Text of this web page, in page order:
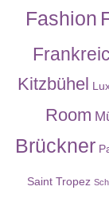
Fashion
Kitzbühel
Room
Brückner
Saint Tropez